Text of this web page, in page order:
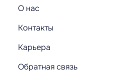
О нас
Контакты
Карьера
Обратная связь